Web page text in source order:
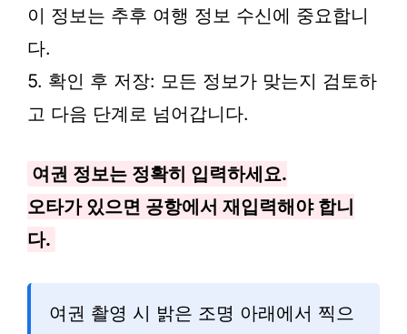
이 정보는 추후 여행 정보 수신에 중요합니
다.
5. 확인 후 저장: 모든 정보가 맞는지 검토하
고 다음 단계로 넘어갑니다.
여권 정보는 정확히 입력하세요.
오타가 있으면 공항에서 재입력해야 합니
다.
여권 촬영 시 밝은 조명 아래에서 찍으